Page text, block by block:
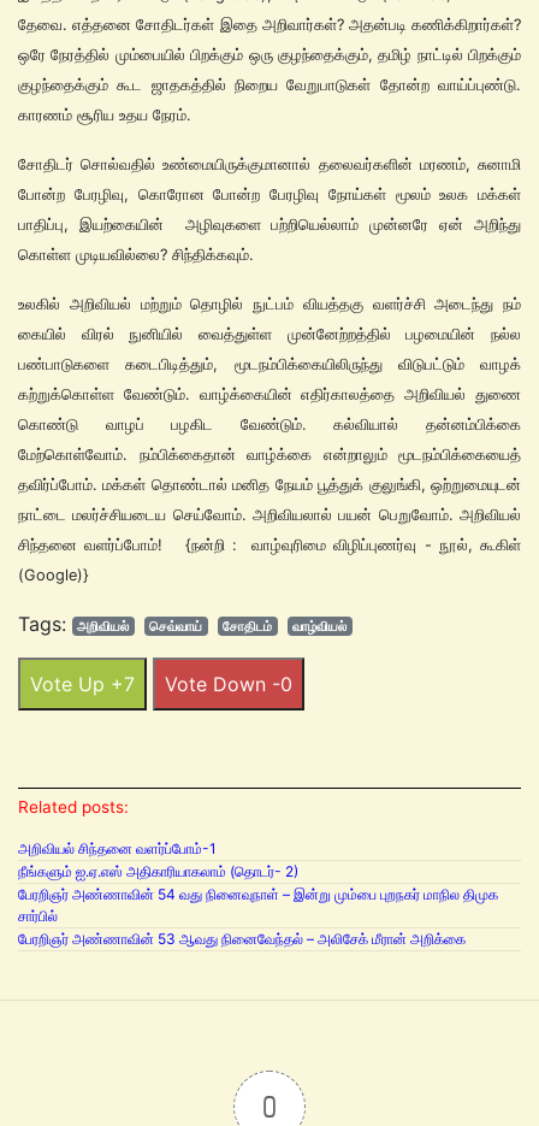
தேவை. எத்தனை சோதிடர்கள் இதை அறிவார்கள்? அதன்படி கணிக்கிறார்கள்?
ஒரே நேரத்தில் மும்பையில் பிறக்கும் ஒரு குழந்தைக்கும், தமிழ் நாட்டில் பிறக்கும்
குழந்தைக்கும் கூட ஜாதகத்தில் நிறைய வேறுபாடுகள் தோன்ற வாய்ப்புண்டு.
காரணம் சூரிய உதய நேரம்.
சோதிடர் சொல்வதில் உண்மையிருக்குமானால் தலைவர்களின் மரணம், சுனாமி
போன்ற பேரழிவு, கொரோன போன்ற பேரழிவு நோய்கள் மூலம் உலக மக்கள்
பாதிப்பு, இயற்கையின் அழிவுகளை பற்றியெல்லாம் முன்னரே ஏன் அறிந்து
கொள்ள முடியவில்லை? சிந்திக்கவும்.
உலகில் அறிவியல் மற்றும் தொழில் நுட்பம் வியத்தகு வளர்ச்சி அடைந்து நம்
கையில் விரல் நுனியில் வைத்துள்ள முன்னேற்றத்தில் பழமையின் நல்ல
பண்பாடுகளை கடைபிடித்தும், மூடநம்பிக்கையிலிருந்து விடுபட்டும் வாழக்
கற்றுக்கொள்ள வேண்டும். வாழ்க்கையின் எதிர்காலத்தை அறிவியல் துணை
கொண்டு வாழப் பழகிட வேண்டும். கல்வியால் தன்னம்பிக்கை
மேற்கொள்வோம். நம்பிக்கைதான் வாழ்க்கை என்றாலும் மூடநம்பிக்கையைத்
தவிர்ப்போம். மக்கள் தொண்டால் மனித நேயம் பூத்துக் குலுங்கி, ஒற்றுமையுடன்
நாட்டை மலர்ச்சியடைய செய்வோம். அறிவியலால் பயன் பெறுவோம். அறிவியல்
சிந்தனை வளர்ப்போம்! {நன்றி : வாழ்வுரிமை விழிப்புணர்வு - நூல், கூகிள்
(Google)}
Tags: அறிவியல் செவ்வாய் சோதிடம் வாழ்வியல்
Vote Up +7 Vote Down -0
Related posts:
அறிவியல் சிந்தனை வளர்ப்போம்-1
நீங்களும் ஐ.ஏ.எஸ் அதிகாரியாகலாம் (தொடர்- 2)
பேரறிஞர் அண்ணாவின் 54 வது நினைவுநாள் – இன்று மும்பை புறநகர் மாநில திமுக
சார்பில்
பேரறிஞர் அண்ணாவின் 53 ஆவது நினைவேந்தல் – அலிசேக் மீரான் அறிக்கை
0